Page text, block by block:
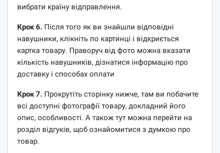
вибрати країну відправлення.
Крок 6. Після того як ви знайшли відповідні
навушники, клікніть по картинці і відкриється
картка товару. Праворуч від фото можна вказати
кількість навушників, дізнатися інформацію про
доставку і способах оплати
Крок 7. Прокрутіть сторінку нижче, там ви побачите
всі доступні фотографії товару, докладний його
опис, особливості. А також тут можна перейти на
розділ відгуків, щоб ознайомитися з думкою про
товар.